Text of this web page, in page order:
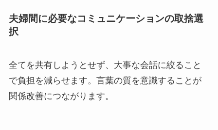
夫婦間に必要なコミュニケーションの取捨選
択
全てを共有しようとせず、大事な会話に絞ること
で負担を減らせます。言葉の質を意識することが
関係改善につながります。